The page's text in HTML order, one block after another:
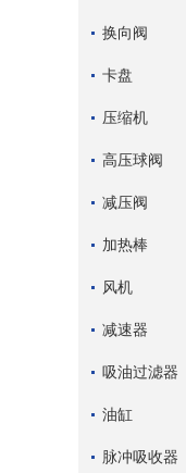
换向阀
卡盘
压缩机
高压球阀
减压阀
加热棒
风机
减速器
吸油过滤器
油缸
脉冲吸收器